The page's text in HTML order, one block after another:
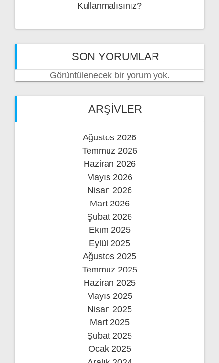
Kullanmalısınız?
SON YORUMLAR
Görüntülenecek bir yorum yok.
ARŞIVLER
Ağustos 2026
Temmuz 2026
Haziran 2026
Mayıs 2026
Nisan 2026
Mart 2026
Şubat 2026
Ekim 2025
Eylül 2025
Ağustos 2025
Temmuz 2025
Haziran 2025
Mayıs 2025
Nisan 2025
Mart 2025
Şubat 2025
Ocak 2025